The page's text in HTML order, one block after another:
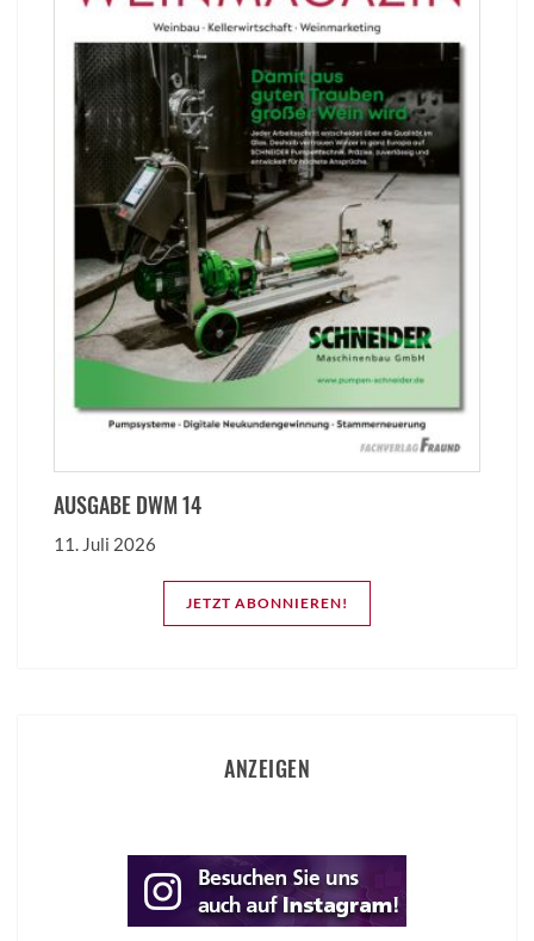
AUSGABE DWM 14
11. Juli 2026
JETZT ABONNIEREN!
ANZEIGEN